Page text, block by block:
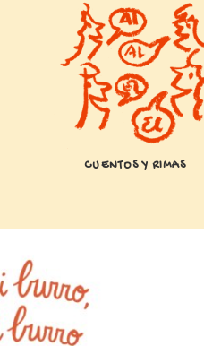
CUENTOS Y RIMAS